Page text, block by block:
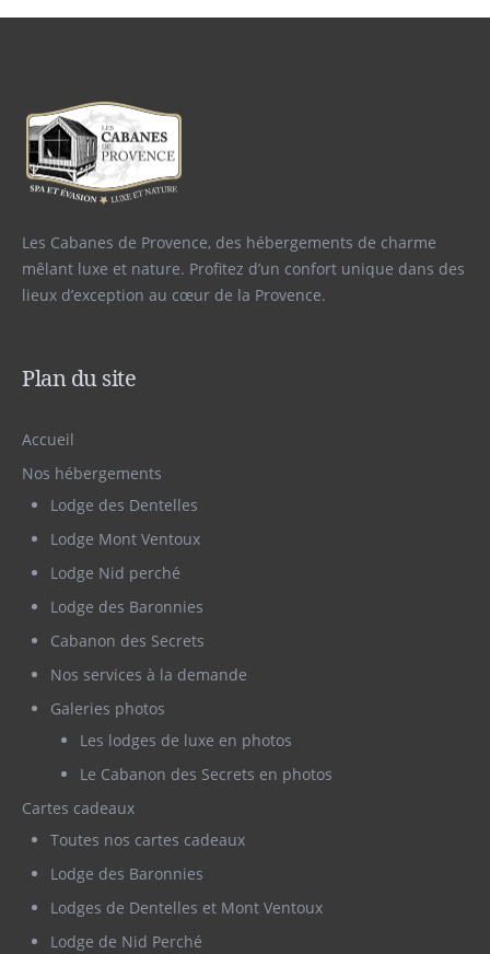
Les Cabanes de Provence, des hébergements de charme
mêlant luxe et nature. Profitez d’un confort unique dans des
lieux d’exception au cœur de la Provence.
Plan du site
Accueil
Nos hébergements
Lodge des Dentelles
Lodge Mont Ventoux
Lodge Nid perché
Lodge des Baronnies
Cabanon des Secrets
Nos services à la demande
Galeries photos
Les lodges de luxe en photos
Le Cabanon des Secrets en photos
Cartes cadeaux
Toutes nos cartes cadeaux
Lodge des Baronnies
Lodges de Dentelles et Mont Ventoux
Lodge de Nid Perché